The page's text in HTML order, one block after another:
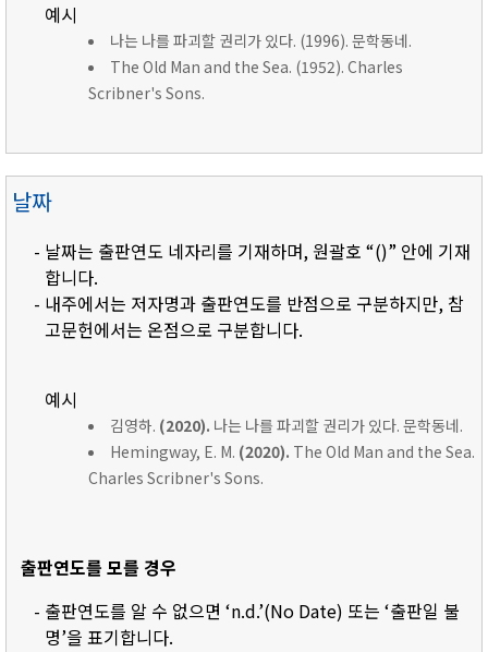
예시
나는 나를 파괴할 권리가 있다. (1996). 문학동네.
The Old Man and the Sea. (1952). Charles
Scribner's Sons.
날짜
- 날짜는 출판연도 네자리를 기재하며, 원괄호 “()” 안에 기재
합니다.
- 내주에서는 저자명과 출판연도를 반점으로 구분하지만, 참
고문헌에서는 온점으로 구분합니다.
예시
김영하. (2020). 나는 나를 파괴할 권리가 있다. 문학동네.
Hemingway, E. M. (2020). The Old Man and the Sea.
Charles Scribner's Sons.
출판연도를 모를 경우
- 출판연도를 알 수 없으면 ‘n.d.’(No Date) 또는 ‘출판일 불
명’을 표기합니다.